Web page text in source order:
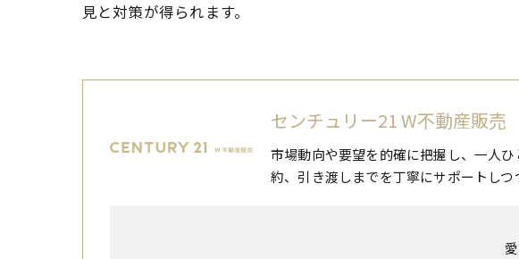
見と対策が得られます。
センチュリー21 W不動産販売
市場動向や要望を的確に把握し、一人
約、引き渡しまでを丁寧にサポートし